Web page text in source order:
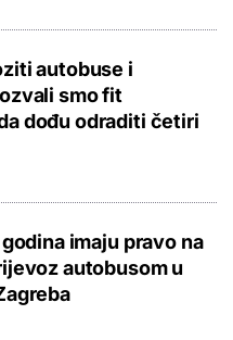
autobuse i
smo fit
dođu odraditi četiri
imaju pravo na
autobusom u